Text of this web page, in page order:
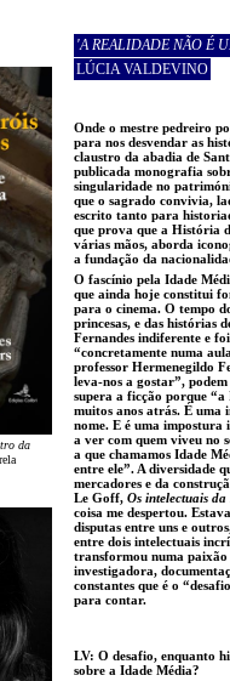
da
'A REALIDADE NÃO É
LÚCIA VALDEVINO
Onde o mestre pedreiro
para nos desvendar as
claustro da abadia de
publicada monografia
singularidade no
que o sagrado convivia,
escrito tanto para
que prova que a História
várias mãos, aborda
a fundação da
O fascínio pela Idade
que ainda hoje constitui
para o cinema. O tempo
princesas, e das histórias
Fernandes indiferente e
“concretamente numa
professor Hermenegildo
leva-nos a gostar”,
supera a ficção porque “a
muitos anos atrás. É uma
nome. E é uma impostura
a ver com quem viveu no
a que chamamos Idade
entre ele”. A diversidade
mercadores e da
Le Goff, Os intelectuais
coisa me despertou.
disputas entre uns e
entre dois intelectuais
transformou numa paixão
investigadora,
constantes que é o
para contar.
LV: O desafio, enquanto
sobre a Idade Média?